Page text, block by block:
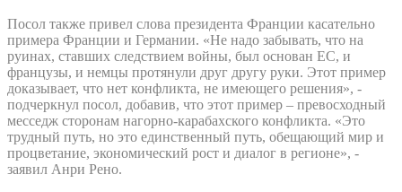
Посол также привел слова президента Франции касательно
примера Франции и Германии. «Не надо забывать, что на
руинах, ставших следствием войны, был основан ЕС, и
французы, и немцы протянули друг другу руки. Этот пример
доказывает, что нет конфликта, не имеющего решения», -
подчеркнул посол, добавив, что этот пример – превосходный
месседж сторонам нагорно-карабахского конфликта. «Это
трудный путь, но это единственный путь, обещающий мир и
процветание, экономический рост и диалог в регионе», -
заявил Анри Рено.